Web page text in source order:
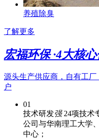
养殖除臭
了解更多
宏福环保 ·4大核
源头生产供应商，自有工
户
01
技术研发强 24项技术
公司与华南理工大学
中心；